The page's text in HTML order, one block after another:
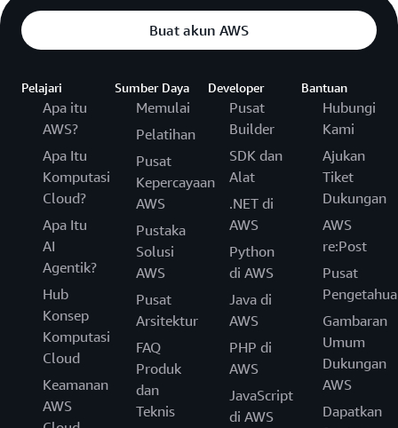
Buat akun AWS
Pelajari
Apa itu
AWS?
Apa Itu
Komputasi
Cloud?
Apa Itu
AI
Agentik?
Hub
Konsep
Komputasi
Cloud
Keamanan
AWS
Sumber Daya
Memulai
Pelatihan
Pusat
Kepercayaan
AWS
Pustaka
Solusi
AWS
Pusat
Arsitektur
FAQ
Produk
dan
Teknis
Developer
Pusat
Builder
SDK dan
Alat
.NET di
AWS
Python
di AWS
Java di
AWS
PHP di
AWS
JavaScript
di AWS
Bantuan
Hubungi
Kami
Ajukan
Tiket
Dukungan
AWS
re:Post
Pusat
Gambaran
Umum
Dukungan
AWS
Dapatkan